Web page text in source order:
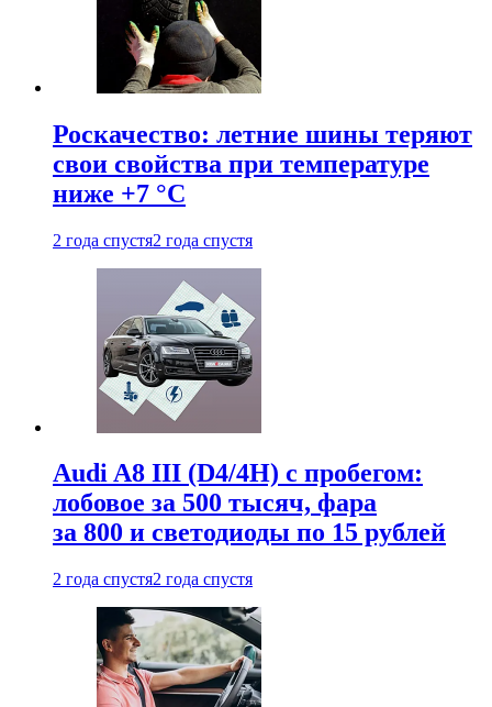
Роскачество: летние шины теряют
свои свойства при температуре
ниже +7 °C
2 года спустя2 года спустя
Audi A8 III (D4/4H) c пробегом:
лобовое за 500 тысяч, фара
за 800 и светодиоды по 15 рублей
2 года спустя2 года спустя